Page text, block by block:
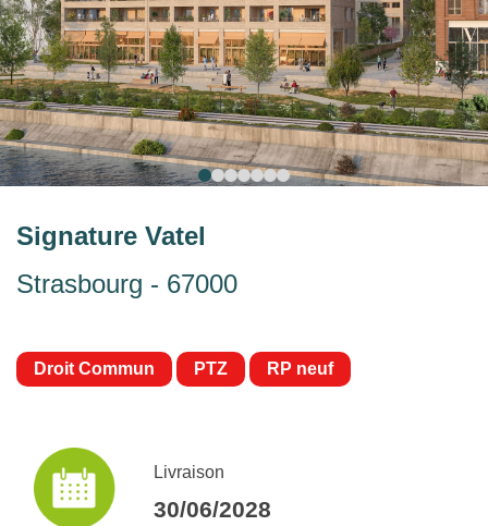
Signature Vatel
Strasbourg - 67000
Droit Commun PTZ RP neuf
Livraison
30/06/2028